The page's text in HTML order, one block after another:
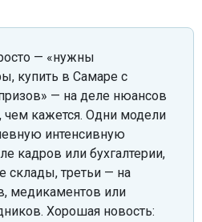
— «нужны
купить в Самаре с
— на деле нюансов
чем кажется. Одни модели
интенсивную
кадров или бухгалтерии,
склады, третьи — на
медикаментов или
Хорошая новость: